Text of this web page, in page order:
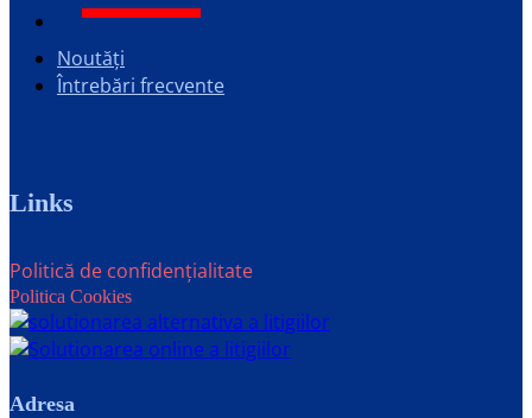
Noutăți
Întrebări frecvente
Links
Politică de confidențialitate
Politica Cookies
Adresa